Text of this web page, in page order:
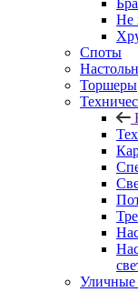
Бра
Не
Споты
Торшеры
Уличные